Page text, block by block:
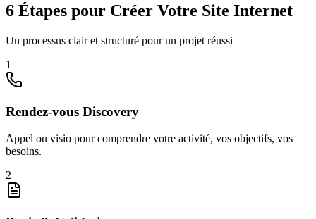
6 Étapes pour Créer Votre Site Internet
Un processus clair et structuré pour un projet réussi
1
Rendez-vous Discovery
Appel ou visio pour comprendre votre activité, vos objectifs, vos
besoins.
2